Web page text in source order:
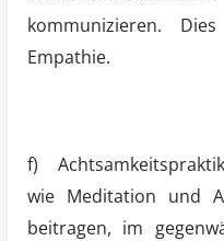
kommunizieren.
Empathie.
f)
wie Meditation und
beitragen, im